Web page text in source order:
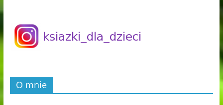
O mnie